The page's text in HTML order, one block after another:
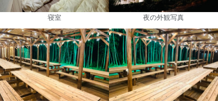
寝室 夜の外観写真